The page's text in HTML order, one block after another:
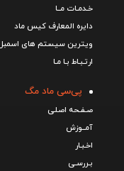
خـدمـات مــا
دایره المعارف کیس ماد
ویترین سیستم های
ارتـبـاط بـا مـا
پی‌سی ماد مگ
صـفـحه اصـلی
آمــوزش
اخـبـار
بـررسـی